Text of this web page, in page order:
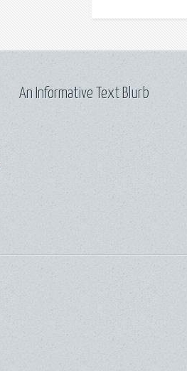
An Informative Text Blurb